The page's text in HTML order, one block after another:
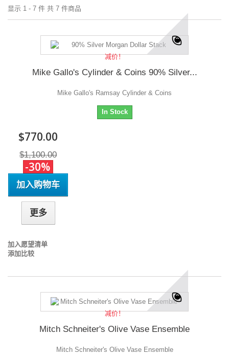
显示 1 - 7 件 共 7 件商品
减价！
Mike Gallo's Cylinder & Coins 90% Silver...
Mike Gallo's Ramsay Cylinder & Coins
In Stock
$770.00
$1,100.00
-30%
加入购物车
更多
加入愿望清单
添加比较
减价！
Mitch Schneiter's Olive Vase Ensemble
Mitch Schneiter's Olive Vase Ensemble